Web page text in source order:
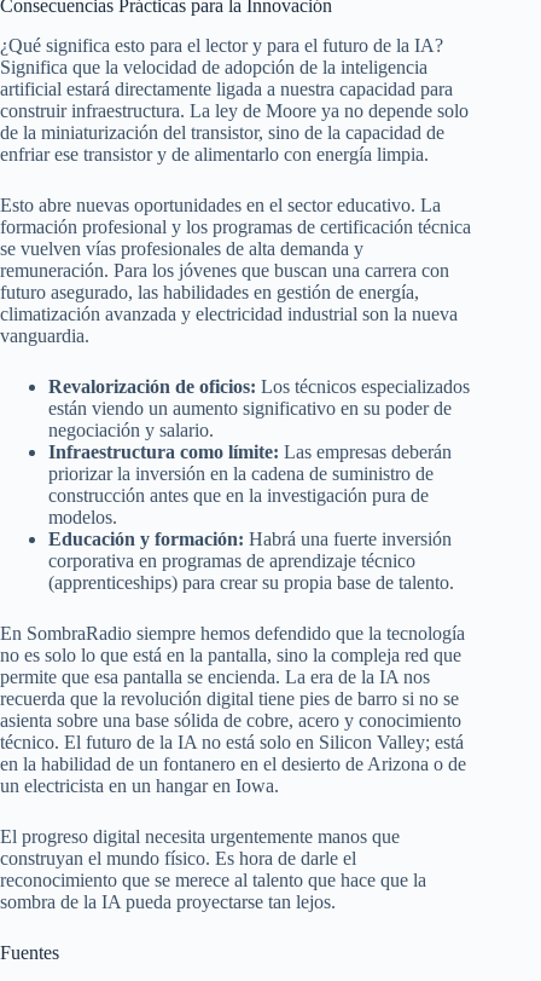
Consecuencias Prácticas para la Innovación
¿Qué significa esto para el lector y para el futuro de la IA?
Significa que la velocidad de adopción de la inteligencia
artificial estará directamente ligada a nuestra capacidad para
construir infraestructura. La ley de Moore ya no depende solo
de la miniaturización del transistor, sino de la capacidad de
enfriar ese transistor y de alimentarlo con energía limpia.
Esto abre nuevas oportunidades en el sector educativo. La
formación profesional y los programas de certificación técnica
se vuelven vías profesionales de alta demanda y
remuneración. Para los jóvenes que buscan una carrera con
futuro asegurado, las habilidades en gestión de energía,
climatización avanzada y electricidad industrial son la nueva
vanguardia.
Revalorización de oficios: Los técnicos especializados
están viendo un aumento significativo en su poder de
negociación y salario.
Infraestructura como límite: Las empresas deberán
priorizar la inversión en la cadena de suministro de
construcción antes que en la investigación pura de
modelos.
Educación y formación: Habrá una fuerte inversión
corporativa en programas de aprendizaje técnico
(apprenticeships) para crear su propia base de talento.
En SombraRadio siempre hemos defendido que la tecnología
no es solo lo que está en la pantalla, sino la compleja red que
permite que esa pantalla se encienda. La era de la IA nos
recuerda que la revolución digital tiene pies de barro si no se
asienta sobre una base sólida de cobre, acero y conocimiento
técnico. El futuro de la IA no está solo en Silicon Valley; está
en la habilidad de un fontanero en el desierto de Arizona o de
un electricista en un hangar en Iowa.
El progreso digital necesita urgentemente manos que
construyan el mundo físico. Es hora de darle el
reconocimiento que se merece al talento que hace que la
sombra de la IA pueda proyectarse tan lejos.
Fuentes